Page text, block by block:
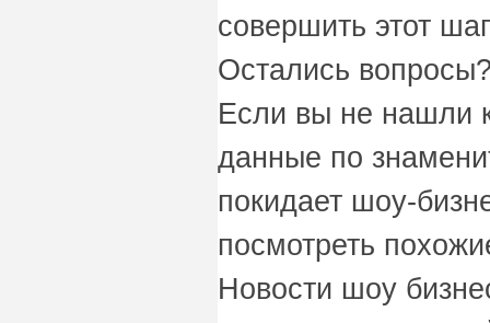
совершить этот
Остались
Если вы не нашли
данные по
покидает шоу-
посмотреть
Новости шоу